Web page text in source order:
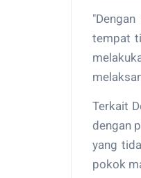
tempat
Terkait
dengan
yang
pokok